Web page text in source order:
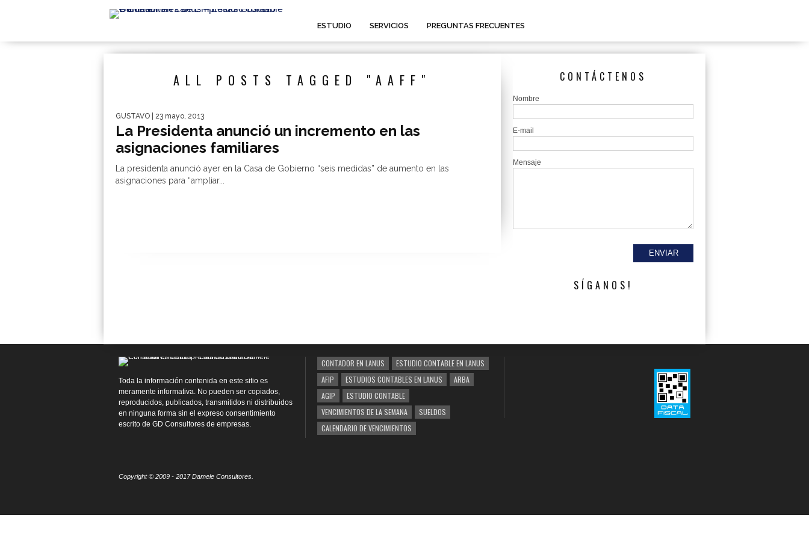
ESTUDIO SERVICIOS PREGUNTAS FRECUENTES
ALL POSTS TAGGED "AAFF"
GUSTAVO | 23 mayo, 2013
La Presidenta anunció un incremento en las
asignaciones familiares
La presidenta anunció ayer en la Casa de Gobierno “seis medidas” de aumento en las
asignaciones para “ampliar...
CONTÁCTENOS
Nombre
E-mail
Mensaje
SÍGANOS!
Toda la información contenida en este sitio es
meramente informativa. No pueden ser copiados,
reproducidos, publicados, transmitidos ni distribuidos
en ninguna forma sin el expreso consentimiento
escrito de GD Consultores de empresas.
Copyright © 2009 - 2017 Damele Consultores.
CONTADOR EN LANUS
ESTUDIO CONTABLE EN LANUS
AFIP
ESTUDIOS CONTABLES EN LANUS
ARBA
AGIP
ESTUDIO CONTABLE
VENCIMIENTOS DE LA SEMANA
SUELDOS
CALENDARIO DE VENCIMIENTOS